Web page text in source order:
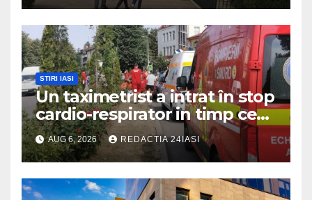
STIRI IASI
Un taximetrist a intrat în stop
cardio-respirator in timp ce
se afla la volan
AUG 6, 2026 REDACTIA 24IASI